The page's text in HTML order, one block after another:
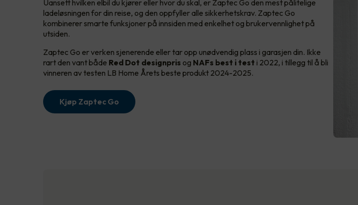
Uansett hvilken elbil du kjører eller hvor du skal, er Zaptec Go den mest pålitelige
ladeløsningen for din reise, og den oppfyller alle sikkerhetskrav. Zaptec Go
kombinerer smarte funksjoner på innsiden med enkelhet og brukervennlighet på
utsiden.
Zaptec Go er verken sjenerende eller tar opp unødvendig plass i garasjen din. Ikke
rart den vant både Red Dot designpris og NAFs best i test i 2022, i tillegg til å bli
vinneren av testen LB Home Årets beste produkt 2024-2025.
Kjøp Zaptec Go